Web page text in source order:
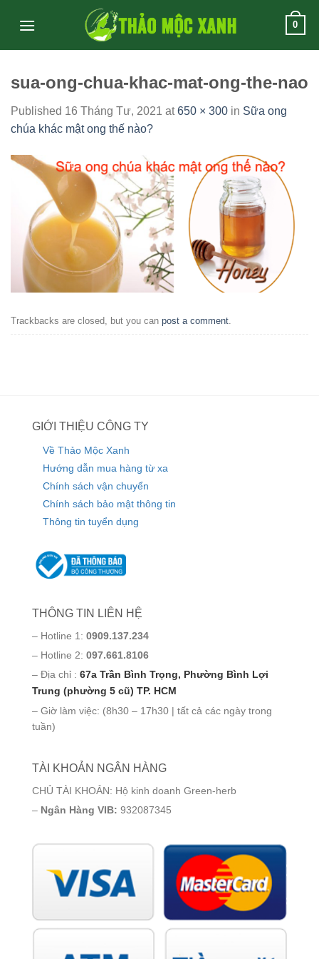
0
sua-ong-chua-khac-mat-ong-the-nao
Published 16 Tháng Tư, 2021 at650 × 300 in Sữa ong
chúa khác mật ong thế nào?
Trackbacks are closed, but you can post a comment.
GIỚI THIỆU CÔNG TY
Về Thảo Mộc Xanh
Hướng dẫn mua hàng từ xa
Chính sách vận chuyển
Chính sách bảo mật thông tin
Thông tin tuyển dụng
THÔNG TIN LIÊN HỆ
– Hotline 1: 0909.137.234
– Hotline 2: 097.661.8106
– Địa chỉ : 67a Trần Bình Trọng, Phường Bình Lợi
Trung (phường 5 cũ) TP. HCM
– Giờ làm việc: (8h30 – 17h30 | tất cả các ngày trong
tuần)
TÀI KHOẢN NGÂN HÀNG
CHỦ TÀI KHOẢN: Hộ kinh doanh Green-herb
– Ngân Hàng VIB: 932087345